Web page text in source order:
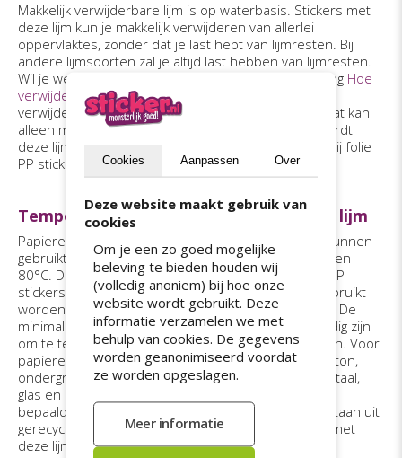
Makkelijk verwijderbare lijm is op waterbasis. Stickers met
deze lijm kun je makkelijk verwijderen van allerlei
oppervlaktes, zonder dat je last hebt van lijmresten. Bij
andere lijmsoorten zal je altijd last hebben van lijmresten.
Wil je weten hoe je stickers verwijdert? Lees ons blog Hoe
verwijder je een sticker?Stickers met makkelijk
verwijderbare lijm kun je niet opnieuw opplakken. Dat kan
alleen met
lijmvrije stickers
. Bij papieren stickers wordt
deze lijmsoort na een maand permanent klevend. Bij folie
PP stickers blijft de lijm makkelijk verwijderbaar.
Temperaturen makkelijk verwijderbare lijm
Papieren stickers met makkelijk verwijderbare lijm kunnen
gebruikt worden bij temperaturen tussen de -30°C en
80°C. De minimale plaktemperatuur is -15°C. Folie PP
stickers met makkelijk verwijderbare lijm kunnen gebruikt
worden bij temperaturen tussen de -10°C en 80°C. De
minimale plaktemperatuur is 5°C. Soms kan het nodig zijn
om te testen of stickers met deze lijm blijven plakken. Voor
papieren stickers geldt dat bij bepaalde soorten karton,
ondergronden die bestaan uit gerecyclede vezels, staal,
glas en PET. Voor folie PP stickers geldt dit alleen bij
bepaalde soorten karton en ondergronden die bestaan uit
gerecyclede vezels. Daarnaast zijn folie PP stickers met
deze lijm niet geschikt als raamsticker.
Cookies Aanpassen Over
Deze website maakt gebruik van
cookies
Om je een zo goed mogelijke
beleving te bieden houden wij
(volledig anoniem) bij hoe onze
website wordt gebruikt. Deze
informatie verzamelen we met
behulp van cookies. De gegevens
worden geanonimiseerd voordat
ze worden opgeslagen.